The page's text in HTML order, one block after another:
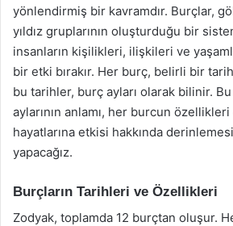
yönlendirmiş bir kavramdır. Burçlar,
yıldız gruplarının oluşturduğu bir
insanların kişilikleri, ilişkileri ve
bir etki bırakır. Her burç, belirli bir tarih
bu tarihler, burç ayları olarak bilinir.
aylarının anlamı, her burcun özellikleri
hayatlarına etkisi hakkında
yapacağız.
Burçların Tarihleri ve Özellikleri
Zodyak, toplamda 12 burçtan oluşur.